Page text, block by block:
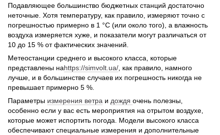
Подавляющее большинство бюджетных станций достаточно
неточные. Хотя температуру, как правило, измеряют точно с
погрешностью примерно в 1 °С (или около того), а влажность
воздуха измеряется хуже, и показатели могут различаться от
10 до 15 % от фактических значений.
Метеостанции среднего и высокого класса, которые
представлены наhttps://simvolt.ua/, как правило, намного
лучше, и в большинстве случаев их погрешность никогда не
превышает примерно 5 %.
Параметры измерения ветра и дождя очень полезны,
особенно если у вас есть мероприятия на отрытом воздухе,
которые может испортить погода. Модели высокого класса
обеспечивают специальные измерения и дополнительные